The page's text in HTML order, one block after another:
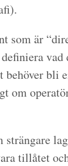
som är
vad
behöver bli
om
strängare
tillåtet